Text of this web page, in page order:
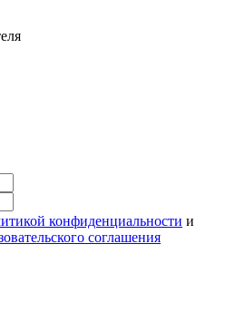
конфиденциальности и
соглашения